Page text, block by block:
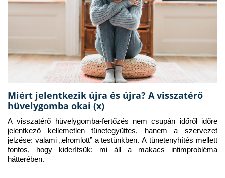
Miért jelentkezik újra és újra? A visszatérő
hüvelygomba okai (x)
A visszatérő hüvelygomba-fertőzés nem csupán időről időre
jelentkező kellemetlen tünetegyüttes, hanem a szervezet
jelzése: valami „elromlott” a testünkben. A tünetenyhítés mellett
fontos, hogy kiderítsük: mi áll a makacs intimprobléma
hátterében.